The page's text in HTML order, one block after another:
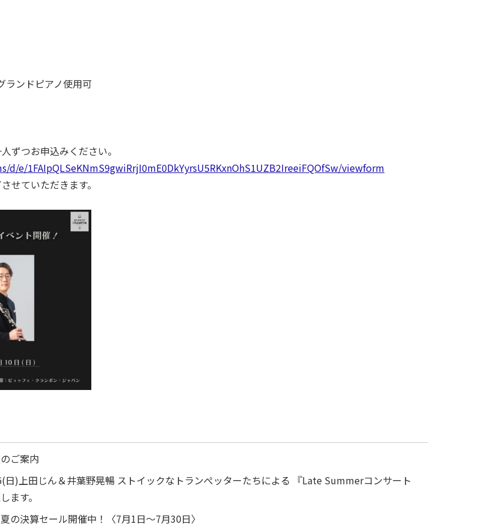
ンドピアノ使用可
ずつお申込みください。
e/1FAIpQLSeKNmS9gwiRrjI0mE0DkYyrsU5RKxnOhS1UZB2IreeiFQOfSw/viewform
せていただきます。
ご案内
日)上田じん＆井葉野晃暢 ストイックなトランぺッターたちによる 『Late Summerコンサート
ます。
の決算セール開催中！〈7月1日～7月30日〉